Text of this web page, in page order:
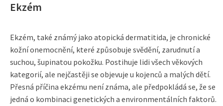
Ekzém
Ekzém, také známý jako atopická dermatitida, je chronické
kožní onemocnění, které způsobuje svědění, zarudnutí a
suchou, šupinatou pokožku. Postihuje lidi všech věkových
kategorií, ale nejčastěji se objevuje u kojenců a malých dětí.
Přesná příčina ekzému není známa, ale předpokládá se, že se
jedná o kombinaci genetických a environmentálních faktorů.